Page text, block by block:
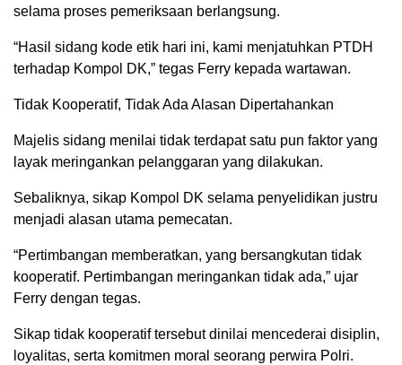
selama proses pemeriksaan berlangsung.
“Hasil sidang kode etik hari ini, kami menjatuhkan PTDH
terhadap Kompol DK,” tegas Ferry kepada wartawan.
Tidak Kooperatif, Tidak Ada Alasan Dipertahankan
Majelis sidang menilai tidak terdapat satu pun faktor yang
layak meringankan pelanggaran yang dilakukan.
Sebaliknya, sikap Kompol DK selama penyelidikan justru
menjadi alasan utama pemecatan.
“Pertimbangan memberatkan, yang bersangkutan tidak
kooperatif. Pertimbangan meringankan tidak ada,” ujar
Ferry dengan tegas.
Sikap tidak kooperatif tersebut dinilai mencederai disiplin,
loyalitas, serta komitmen moral seorang perwira Polri.